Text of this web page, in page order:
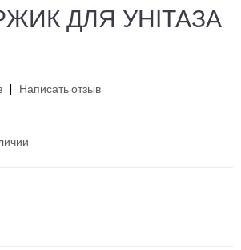
ДЛЯ УНІТАЗА
Написать отзыв